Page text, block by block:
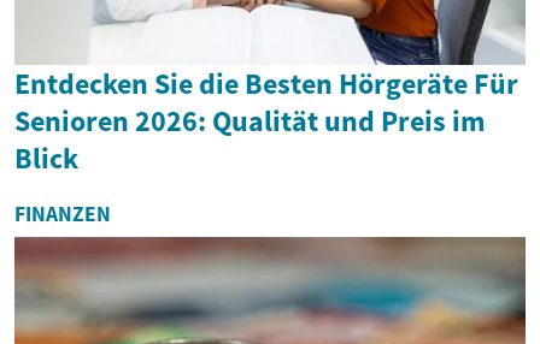
Entdecken Sie die Besten Hörgeräte Für
Senioren 2026: Qualität und Preis im
Blick
FINANZEN